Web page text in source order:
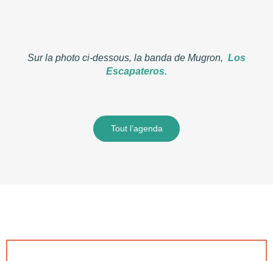
Sur la photo ci-dessous, la banda de Mugron, Los
Escapateros.
Tout l’agenda